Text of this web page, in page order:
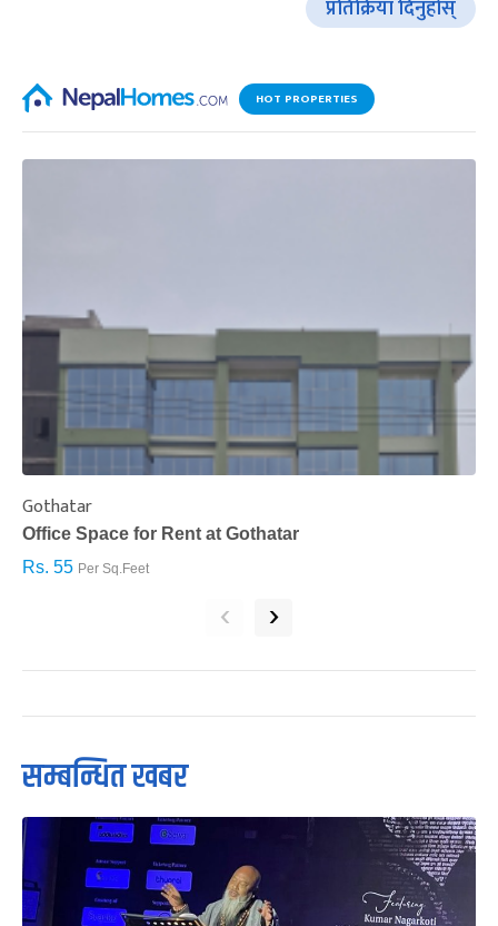
प्रतिक्रिया दिनुहोस्
HOT PROPERTIES
Gothatar
Office Space for Rent at Gothatar
Rs. 55 Per Sq.Feet
‹ ›
सम्बन्धित खबर